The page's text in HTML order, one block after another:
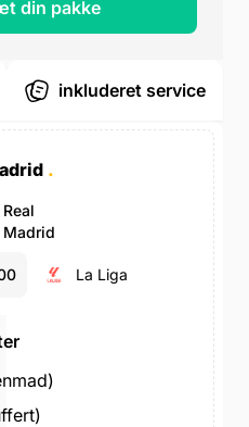
inkluderet service
.
Real
Madrid
La Liga
din pakke